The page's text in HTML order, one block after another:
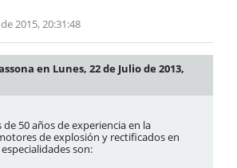
2015, 20:31:48
en Lunes, 22 de Julio de 2013,
de 50 años de experiencia en la
de explosión y rectificados en
son: